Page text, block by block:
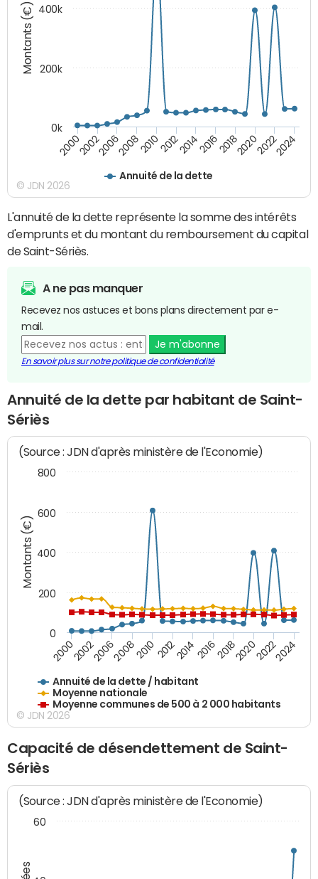
Montants (€)
Annuité de la dette
200020022006200820102012201420162018202020222024
0k
200k
400k
© JDN 2026
L'annuité de la dette représente la somme des intérêts
d'emprunts et du montant du remboursement du capital
de Saint-Sériès.
A ne pas manquer
Recevez nos astuces et bons plans directement par e-
mail.
Je m'abonne
En savoir plus sur notre politique de confidentialité
Annuité de la dette par habitant de Saint-
Sériès
Montants (€)
(Source : JDN d'après ministère de l'Economie)
Annuité de la dette / habitant
Moyenne nationale
Moyenne communes de 500 à 2 000 habitants
20002002200620082010 2012201420162018202020222024
0
200
400
600
800
© JDN 2026
Capacité de désendettement de Saint-
Sériès
(Source : JDN d'après ministère de l'Economie)
60